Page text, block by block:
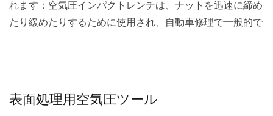
れます：空気圧インパクトレンチは、ナットを迅速に締め
たり緩めたりするために使用され、自動車修理で一般的で
空気圧油圧リベッターと空気圧キャップガンは、それぞれ
薄板や強化構造が必要な物体を接続するために使用されま
表面処理用空気圧ツール